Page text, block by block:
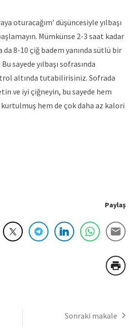
oturacağım’ düşüncesiyle yılbaşı
Mümkünse 2-3 saat kadar
da 8-10 çiğ badem yanında sütlü bir
sayede yılbaşı sofrasında
altında tutabilirisiniz. Sofrada
ve iyi çiğneyin, bu sayede hem
hem de çok daha az kalori
Paylaş
Sonraki makale